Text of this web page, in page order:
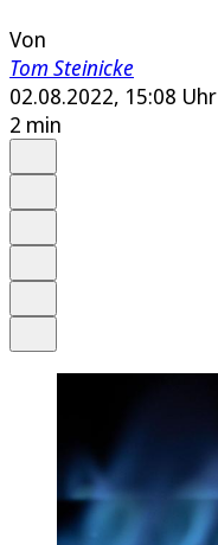
Von
Tom Steinicke
02.08.2022, 15:08 Uhr
2 min